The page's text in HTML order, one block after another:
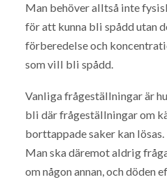
Man behöver alltså inte
för att kunna bli spådd utan
förberedelse och
som vill bli spådd.
Vanliga frågeställningar är
bli där frågeställningar om
borttappade saker kan lösas.
Man ska däremot aldrig
om någon annan, och döden